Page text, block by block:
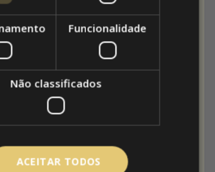
, a Jamestown Awning &
podia deixar de procurar toldos
dos mais vendidos por nós na
Funcionalidade
Não classificados
ACEITAR TODOS